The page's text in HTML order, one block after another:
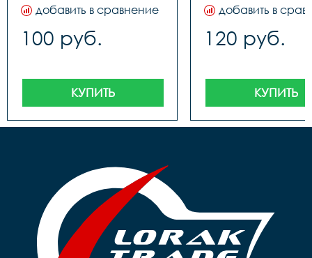
добавить в сравнение
100 руб.
КУПИТЬ
добавить в
120 руб.
КУПИТЬ